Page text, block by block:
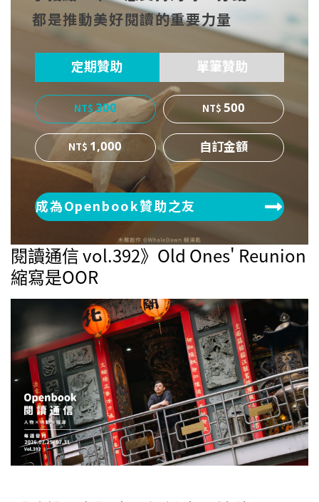
ok
er
都是推動美好閱讀的重要力量
定期贊助 單筆贊助
300
500
1,000
成為Openbook贊助之友
閱讀通信 vol.392》Old Ones' Reunion
縮寫是OOR